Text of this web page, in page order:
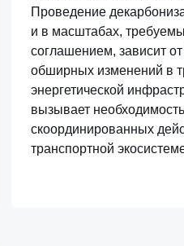
Проведение
и в масштабах,
соглашением, зависит
обширных изменений в
энергетической
вызывает
скоординированных
транспортной